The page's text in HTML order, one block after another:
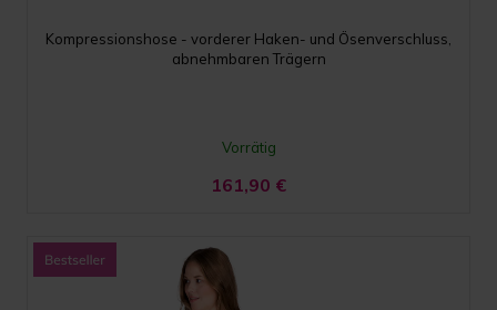
Kompressionshose - vorderer Haken- und Ösenverschluss,
abnehmbaren Trägern
Vorrätig
161,90 €